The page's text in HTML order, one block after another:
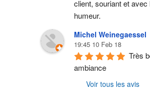
client, souriant et avec
humeur.
Michel Weinegaessel
19:45 10 Feb 18
Très
ambiance
Voir tous les avis